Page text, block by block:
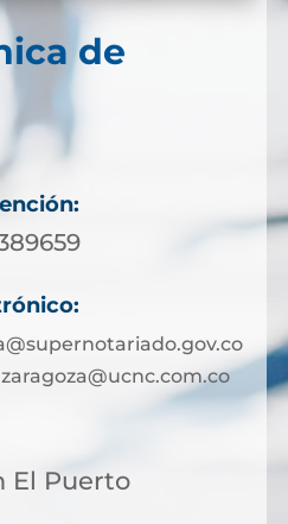
de
El Puerto